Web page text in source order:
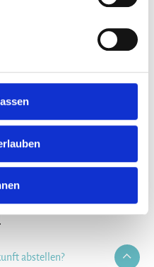
im
abstellen?